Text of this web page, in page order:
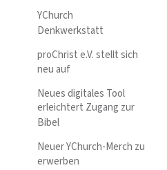
YChurch
Denkwerkstatt
proChrist e.V. stellt sich
neu auf
Neues digitales Tool
erleichtert Zugang zur
Bibel
Neuer YChurch-Merch zu
erwerben